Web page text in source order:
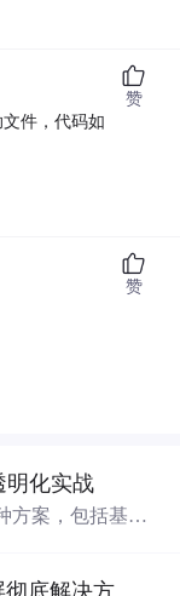
件，代码如
赞
赞
明化实战
方案，包括基础
案：提升用户体验的利器